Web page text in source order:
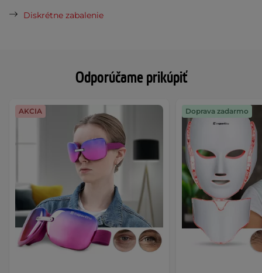
Odporúčame prikúpiť
AKCIA Doprava zadarmo
Diskrétne zabalenie